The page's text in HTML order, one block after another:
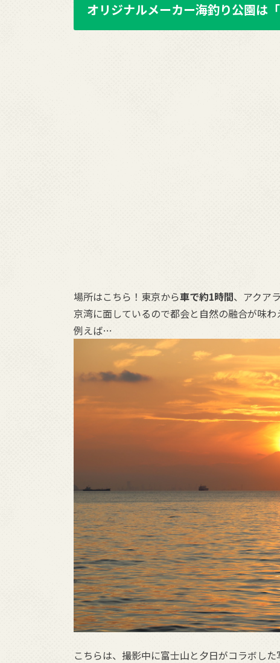
オリジナルメーカー海釣り公園は
場所はこちら！東京から車で約1時間、アクア
京湾に面しているので都会と自然の融合が味わ
例えば…
こちらは、撮影中に富士山と夕日がコラボした